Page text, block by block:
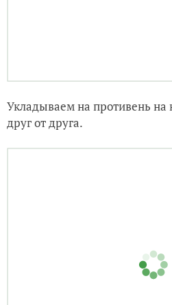
Укладываем на противень на
друг от друга.